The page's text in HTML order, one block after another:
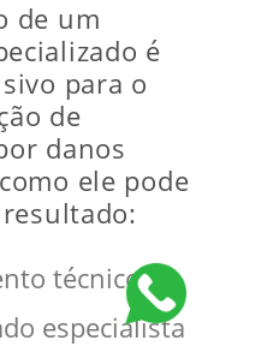
de um
é
para o
de
danos
ele pode
técnico:
especialista